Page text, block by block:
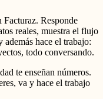
Facturaz. Responde
reales, muestra el flujo
además hace el trabajo:
todo conversando.
te enseñan números.
va y hace el trabajo